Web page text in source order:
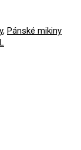
, Pánské mikiny